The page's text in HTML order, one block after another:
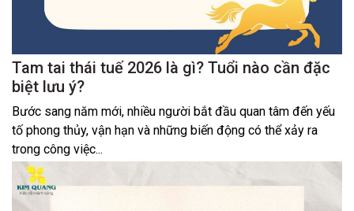
Tam tai thái tuế 2026 là gì? Tuổi nào cần đặc
biệt lưu ý?
Bước sang năm mới, nhiều người bắt đầu quan tâm đến yếu
tố phong thủy, vận hạn và những biến động có thể xảy ra
trong công việc...